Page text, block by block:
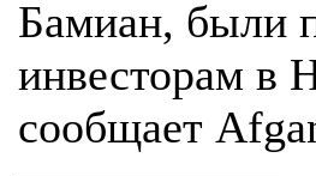
Бамиан, были
инвесторам в
сообщает